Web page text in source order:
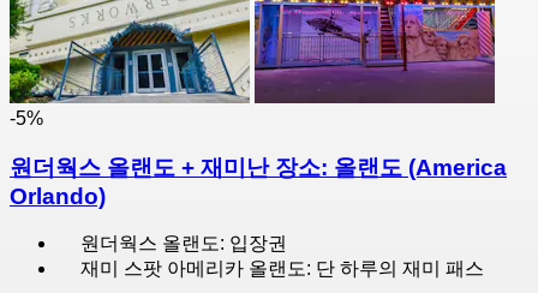
-5%
원더웍스 올랜도 + 재미난 장소: 올랜도 (America
Orlando)
원더웍스 올랜도: 입장권
재미 스팟 아메리카 올랜도: 단 하루의 재미 패스